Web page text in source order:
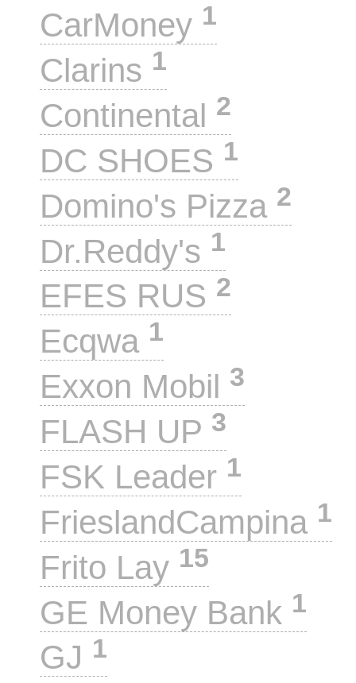
CarMoney 1
Clarins 1
Continental 2
DC SHOES 1
Domino's Pizza 2
Dr.Reddy's 1
EFES RUS 2
Ecqwa 1
Exxon Mobil 3
FLASH UP 3
FSK Leader 1
FrieslandCampina 1
Frito Lay 15
GE Money Bank 1
GJ 1